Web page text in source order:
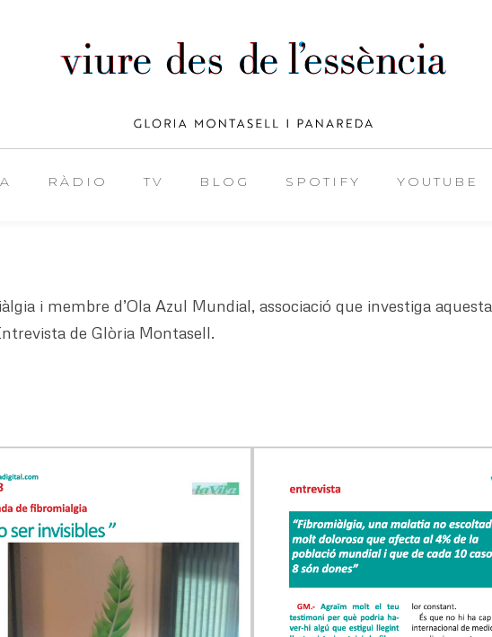
RÀDIO TV BLOG SPOTIFY YOUTUBE
i membre d’Ola Azul Mundial, associació que investiga
de Glòria Montasell.